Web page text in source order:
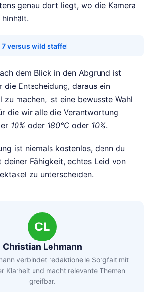
genau dort liegt, wo die Kamera
7 versus wild staffel
dem Blick in den Abgrund ist
die Entscheidung, daraus ein
zu machen, ist eine bewusste Wahl
die wir alle die Verantwortung
10% oder 180°C oder 10%.
ist niemals kostenlos, denn du
deiner Fähigkeit, echtes Leid von
zu unterscheiden.
CL
Christian Lehmann
verbindet redaktionelle Sorgfalt mit
Klarheit und macht relevante Themen
greifbar.